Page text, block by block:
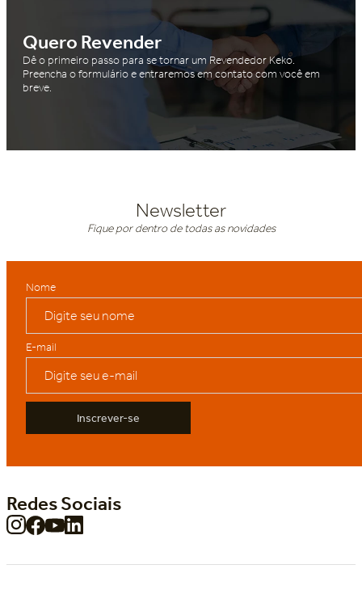
Quero Revender
Dê o primeiro passo para se tornar um Revendedor Keko.
Preencha o formulário e entraremos em contato com você em
breve.
Newsletter
Fique por dentro de todas as novidades
Nome
E-mail
Inscrever-se
Redes Sociais